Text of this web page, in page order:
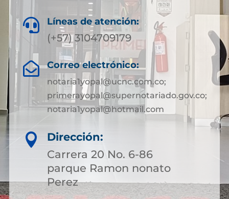
 Líneas de atención:
(+57) 3104709179
 Correo electrónico:
notaria1yopal@ucnc.com.co;
primerayopal@supernotariado.gov.co;
notaria1yopal@hotmail.com

Dirección:
Carrera 20 No. 6-86
parque Ramon nonato
Perez